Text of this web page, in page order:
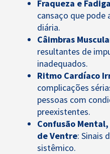
Fraqueza e Fadiga
cansaço que
diária.
Câimbras
resultantes de
inadequados.
Ritmo Cardíaco
complicações
pessoas com
preexistentes.
Confusão
de Ventre: Sinais
sistêmico.